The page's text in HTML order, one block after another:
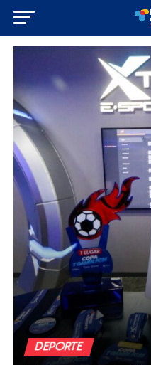
DEPORTE